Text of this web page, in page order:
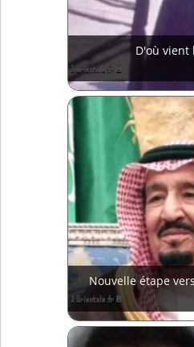
D'où vient
Nouvelle étape